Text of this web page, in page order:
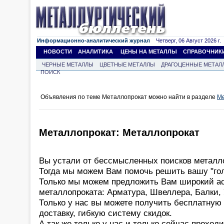
Информационно-аналитический журнал Четверг, 06 Август 2026 г.
НОВОСТИ
АНАЛИТИКА ЦЕНЫ НА МЕТАЛЛЫ
ЧЕРНЫЕ МЕТАЛЛЫ ЦВЕТНЫЕ МЕТАЛЛЫ
ДРАГОЦЕННЫЕ
ПОИСК
Объявления по теме Металлопрокат можно найти в разделе
Металлопрокат: Металлопрокат
Вы устали от бессмысленных поисков
Тогда мы можем Вам помочь решить вашу
Только мы можем предложить Вам широкий
металлопроката: Арматура, Швеллера, Балки,
Только у нас вы можете получить
доставку, гибкую систему скидок.